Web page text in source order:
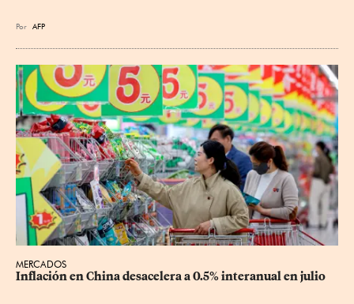
Por AFP
MERCADOS
Inflación en China desacelera a 0.5% interanual en julio